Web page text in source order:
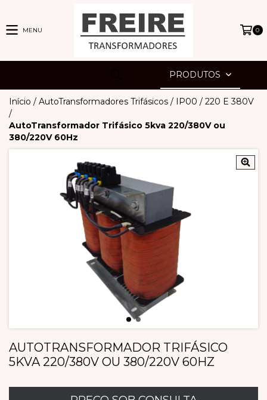
MENU 0
PRODUTOS
Início / AutoTransformadores Trifásicos / IP00 / 220 E 380V
/
AutoTransformador Trifásico 5kva 220/380V ou
380/220V 60Hz
AUTOTRANSFORMADOR TRIFÁSICO
5KVA 220/380V OU 380/220V 60HZ